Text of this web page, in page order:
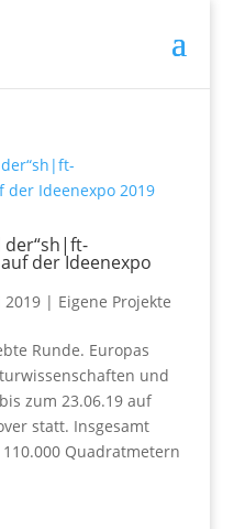
der“sh|ft-
der Ideenexpo
2019| Eigene Projekte
Runde. Europas
und
zum 23.06.19 auf
statt. Insgesamt
Quadratmetern